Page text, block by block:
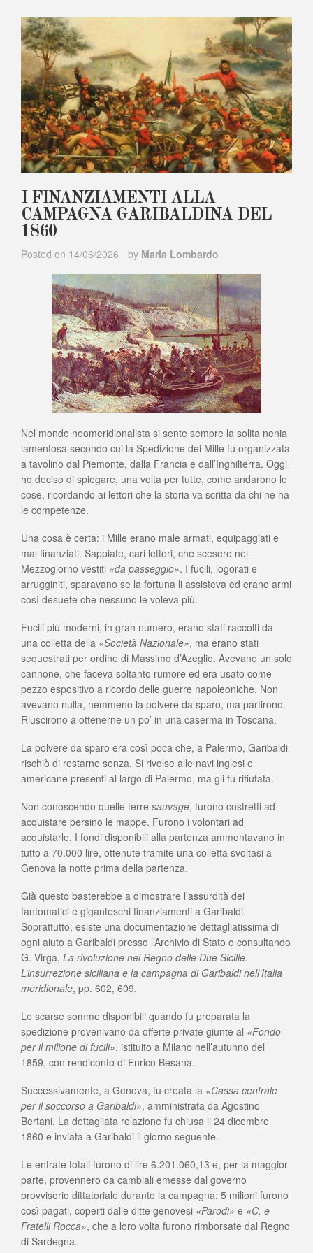
I FINANZIAMENTI ALLA
CAMPAGNA GARIBALDINA DEL
1860
Posted on 14/06/2026 by Maria Lombardo
Nel mondo neomeridionalista si sente sempre la solita nenia
lamentosa secondo cui la Spedizione dei Mille fu organizzata
a tavolino dal Piemonte, dalla Francia e dall’Inghilterra. Oggi
ho deciso di spiegare, una volta per tutte, come andarono le
cose, ricordando ai lettori che la storia va scritta da chi ne ha
le competenze.
Una cosa è certa: i Mille erano male armati, equipaggiati e
mal finanziati. Sappiate, cari lettori, che scesero nel
Mezzogiorno vestiti «da passeggio». I fucili, logorati e
arrugginiti, sparavano se la fortuna li assisteva ed erano armi
così desuete che nessuno le voleva più.
Fucili più moderni, in gran numero, erano stati raccolti da
una colletta della «Società Nazionale», ma erano stati
sequestrati per ordine di Massimo d’Azeglio. Avevano un solo
cannone, che faceva soltanto rumore ed era usato come
pezzo espositivo a ricordo delle guerre napoleoniche. Non
avevano nulla, nemmeno la polvere da sparo, ma partirono.
Riuscirono a ottenerne un po’ in una caserma in Toscana.
La polvere da sparo era così poca che, a Palermo, Garibaldi
rischiò di restarne senza. Si rivolse alle navi inglesi e
americane presenti al largo di Palermo, ma gli fu rifiutata.
Non conoscendo quelle terre sauvage, furono costretti ad
acquistare persino le mappe. Furono i volontari ad
acquistarle. I fondi disponibili alla partenza ammontavano in
tutto a 70.000 lire, ottenute tramite una colletta svoltasi a
Genova la notte prima della partenza.
Già questo basterebbe a dimostrare l’assurdità dei
fantomatici e giganteschi finanziamenti a Garibaldi.
Soprattutto, esiste una documentazione dettagliatissima di
ogni aiuto a Garibaldi presso l’Archivio di Stato o consultando
G. Virga, La rivoluzione nel Regno delle Due Sicilie.
L’insurrezione siciliana e la campagna di Garibaldi nell’Italia
meridionale, pp. 602, 609.
Le scarse somme disponibili quando fu preparata la
spedizione provenivano da offerte private giunte al «Fondo
per il milione di fucili», istituito a Milano nell’autunno del
1859, con rendiconto di Enrico Besana.
Successivamente, a Genova, fu creata la «Cassa centrale
per il soccorso a Garibaldi», amministrata da Agostino
Bertani. La dettagliata relazione fu chiusa il 24 dicembre
1860 e inviata a Garibaldi il giorno seguente.
Le entrate totali furono di lire 6.201.060,13 e, per la maggior
parte, provennero da cambiali emesse dal governo
provvisorio dittatoriale durante la campagna: 5 milioni furono
così pagati, coperti dalle ditte genovesi «Parodi» e «C. e
Fratelli Rocca», che a loro volta furono rimborsate dal Regno
di Sardegna.